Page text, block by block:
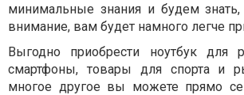
минимальные знания и будем знать,
внимание, вам будет намного легче
Выгодно приобрести ноутбук для
смартфоны, товары для спорта и
многое другое вы можете прямо